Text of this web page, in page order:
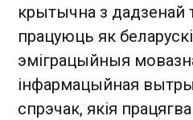
крытычна з дадзенай
працуюць як
эміграцыйныя
інфармацыйная
спрэчак, якія